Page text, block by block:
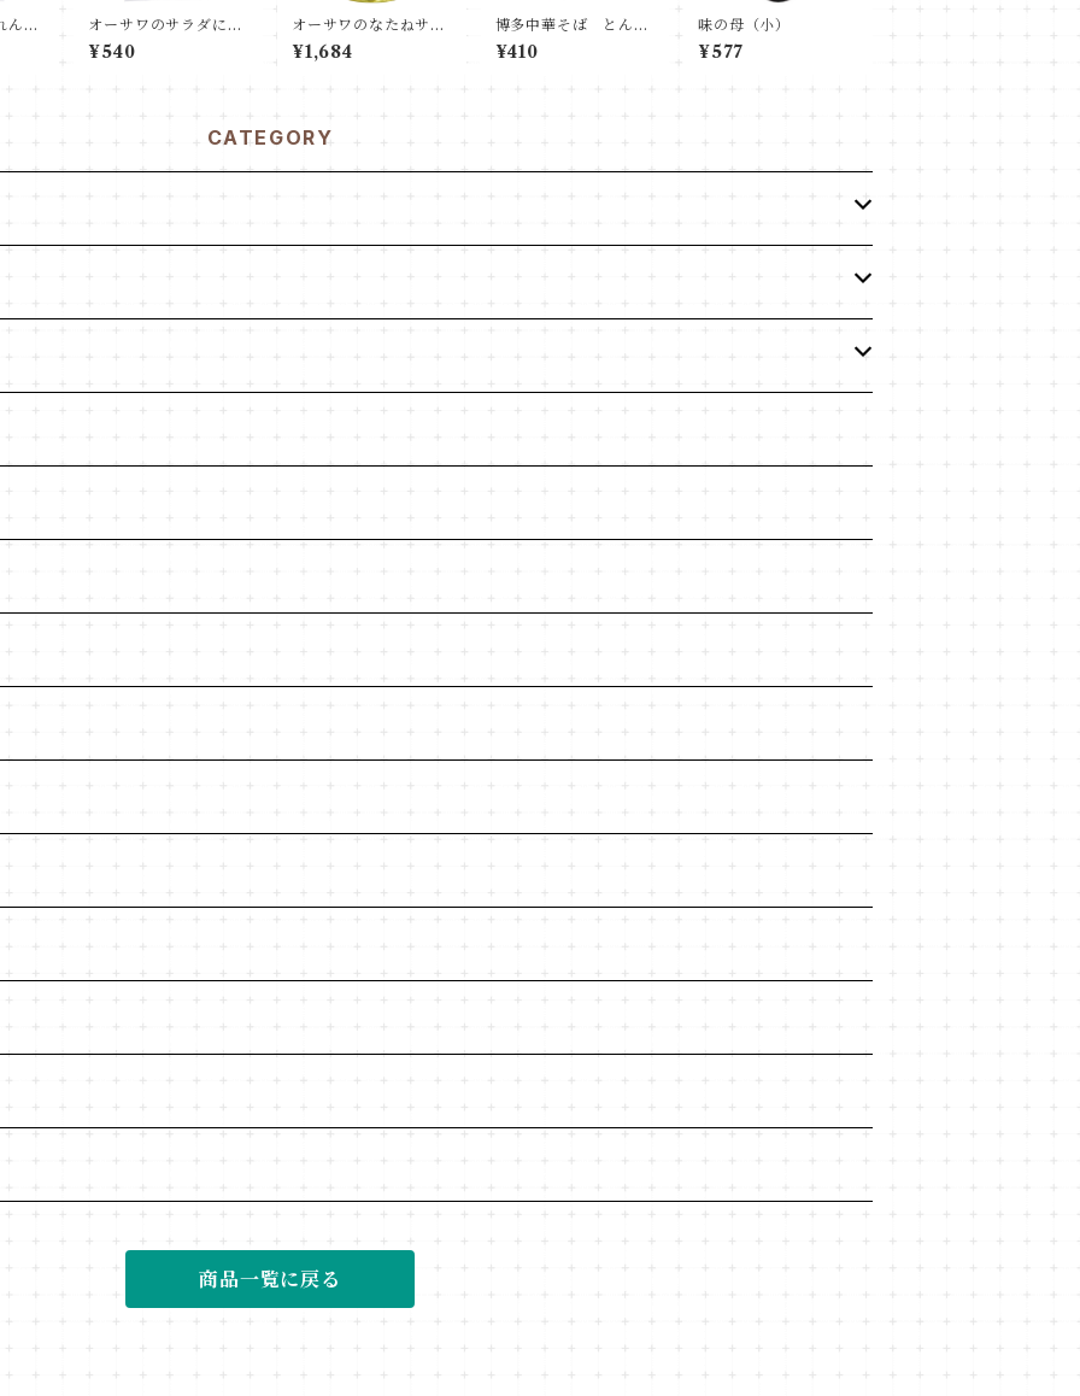
んこ
オーサワのサラダにお
いしいナッツ
¥540
オーサワのなたねサラ
ダ油
¥1,684
博多中華そば とんこ
つ
¥410
味の母（小）
¥577
CATEGORY
商品一覧に戻る